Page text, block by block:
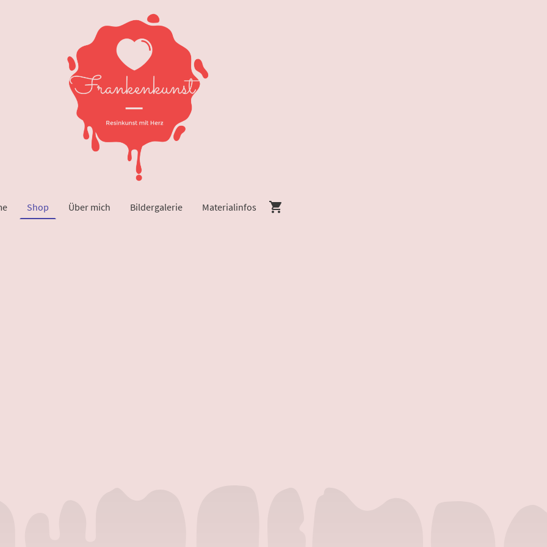
Shop Über mich Bildergalerie Materialinfos